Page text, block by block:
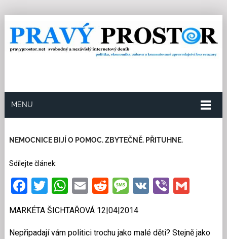
MENU
12.4.2014
16
přečtení
NEMOCNICE BIJÍ O POMOC. ZBYTEČNĚ. PŘITUHNE.
Sdílejte článek:
Facebook
Twitter
WhatsApp
EmailRedditMessage
VKViber
MARKÉTA ŠICHTAŘOVÁ 12|04|2014
Nepřipadají vám politici trochu jako malé děti? Stejně jako